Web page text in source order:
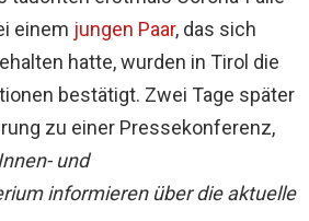
einem jungen Paar, das sich
hatte, wurden in Tirol die
bestätigt. Zwei Tage später
zu einer Pressekonferenz,
und
informieren über die aktuelle